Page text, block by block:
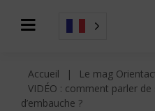
Accueil
Le mag
VIDÉO : comment parler
d’embauche ?